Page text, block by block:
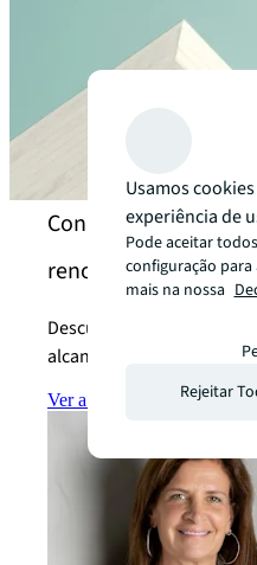
Conheça nossos
renovável
Descubra como podemos
alcançar os seus
Ver a equipe arrow_forward
Usamos
experiência de
Pode aceitar
configuração para
mais na nossa
Rejeitar